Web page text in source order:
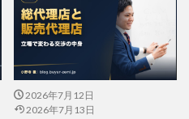
2026年7月12日
2026年7月13日